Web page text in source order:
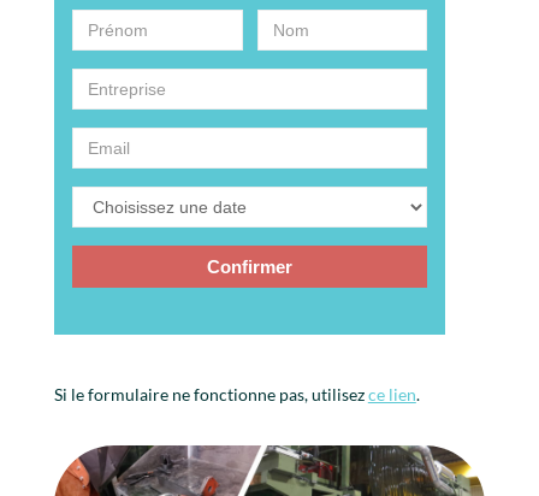
Si le formulaire ne fonctionne pas, utilisezce lien.